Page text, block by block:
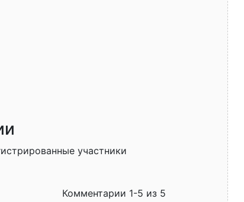
участники
Комментарии 1-5 из 5